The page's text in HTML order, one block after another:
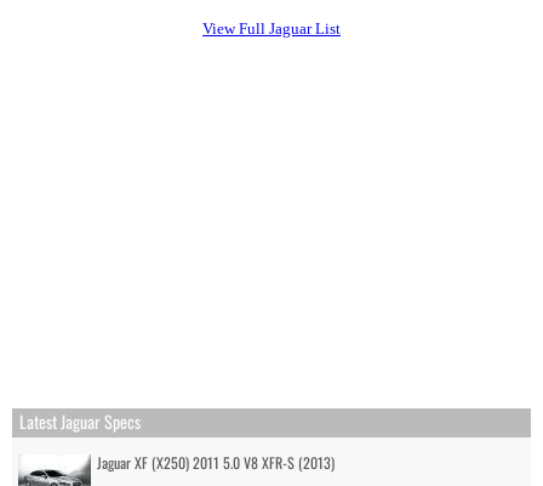
View Full Jaguar List
Latest Jaguar Specs
Jaguar XF (X250) 2011 5.0 V8 XFR-S (2013)